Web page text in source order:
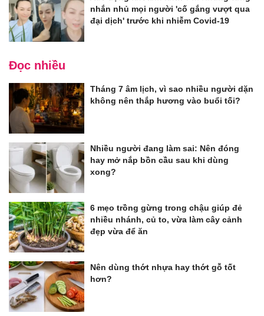
nhắn nhủ mọi người 'cố gắng vượt qua
đại dịch' trước khi nhiễm Covid-19
Đọc nhiều
Tháng 7 âm lịch, vì sao nhiều người dặn
không nên thắp hương vào buổi tối?
Nhiều người đang làm sai: Nên đóng
hay mở nắp bồn cầu sau khi dùng
xong?
6 mẹo trồng gừng trong chậu giúp đẻ
nhiều nhánh, củ to, vừa làm cây cảnh
đẹp vừa để ăn
Nên dùng thớt nhựa hay thớt gỗ tốt
hơn?